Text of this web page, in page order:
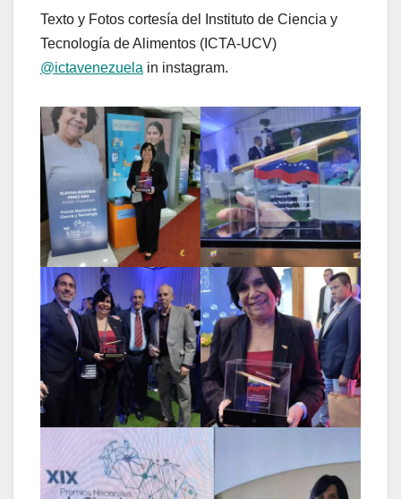
Texto y Fotos cortesía del Instituto de Ciencia y
Tecnología de Alimentos (ICTA-UCV)
@ictavenezuela in instagram.